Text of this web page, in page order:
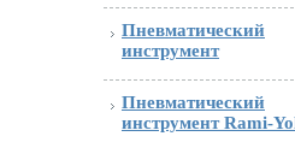
Пневматический
инструмент
Пневматический
инструмент Rami-